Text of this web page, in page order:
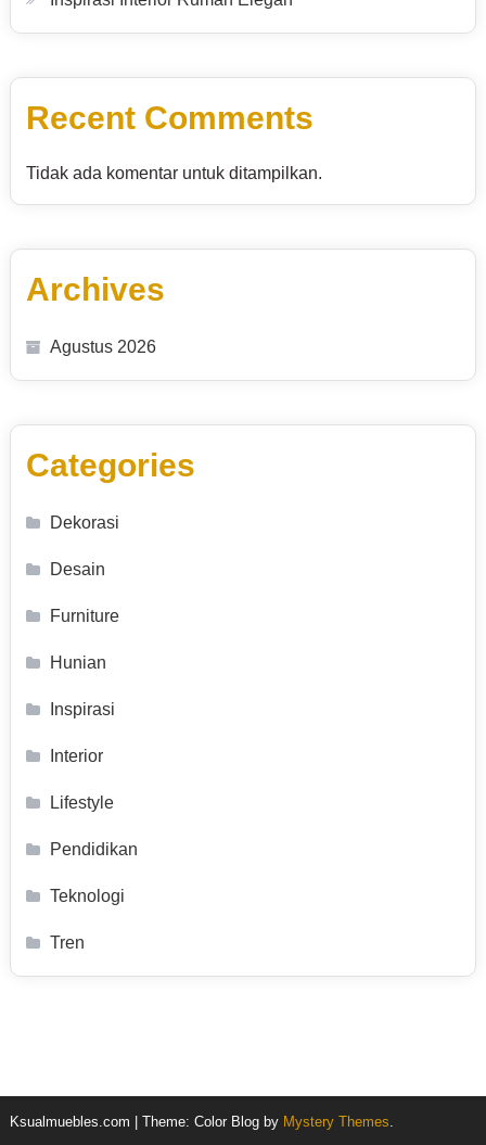
Recent Comments
Tidak ada komentar untuk ditampilkan.
Archives
Agustus 2026
Categories
Dekorasi
Desain
Furniture
Hunian
Inspirasi
Interior
Lifestyle
Pendidikan
Teknologi
Tren
Ksualmuebles.com Theme: Color Blog by Mystery Themes